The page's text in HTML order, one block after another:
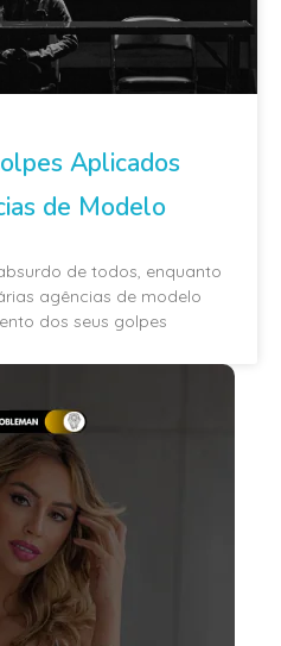
Aplicados
de Modelo
de todos, enquanto
agências de modelo
dos seus golpes